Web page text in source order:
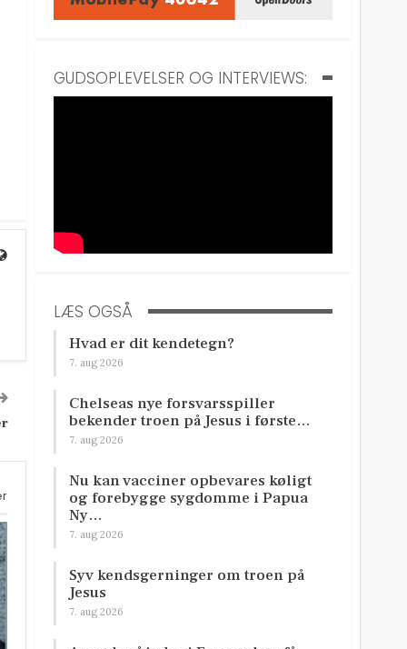
GUDSOPLEVELSER OG INTERVIEWS:
LÆS OGSÅ
Hvad er dit kendetegn?
7. aug 2026
Chelseas nye forsvarsspiller
bekender troen på Jesus i første…
7. aug 2026
Nu kan vacciner opbevares køligt
og forebygge sygdomme i Papua
Ny…
7. aug 2026
Syv kendsgerninger om troen på
Jesus
7. aug 2026